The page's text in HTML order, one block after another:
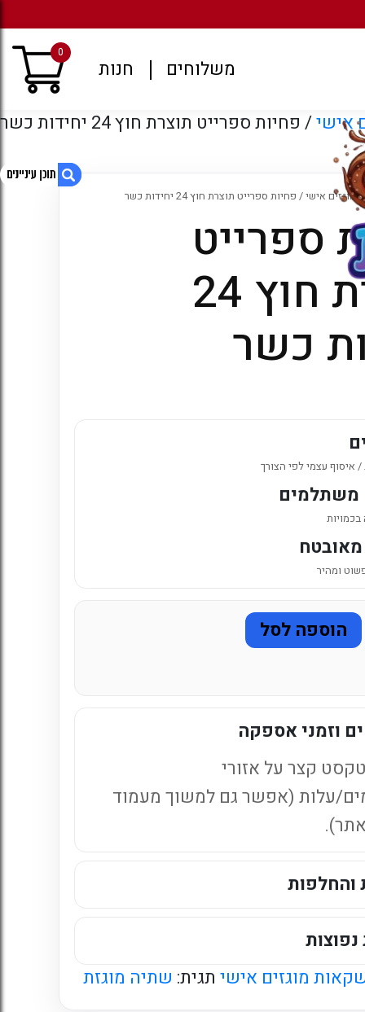
1. פחיות ספרייט תוצרת חוץ 24 יחידות כשר
3. עמודים
5. קטגוריות
משלוחים חנות
0
אישי/ פחיות ספרייט תוצרת חוץ 24 יחידות כשר
מוגזים אישי/ פחיות ספרייט תוצרת חוץ 24 יחידות כשר
ספרייט
תוצרת חוץ 24
כשר
איסוף עצמי לפי הצורך
משתלמים
ומהיר
הוספה לסל
וזמני אספקה
קצר על אזורי
עלות (אפשר גם למשוך מעמוד
והחלפות
מוגזים אישי תגית: שתיה מוגזת